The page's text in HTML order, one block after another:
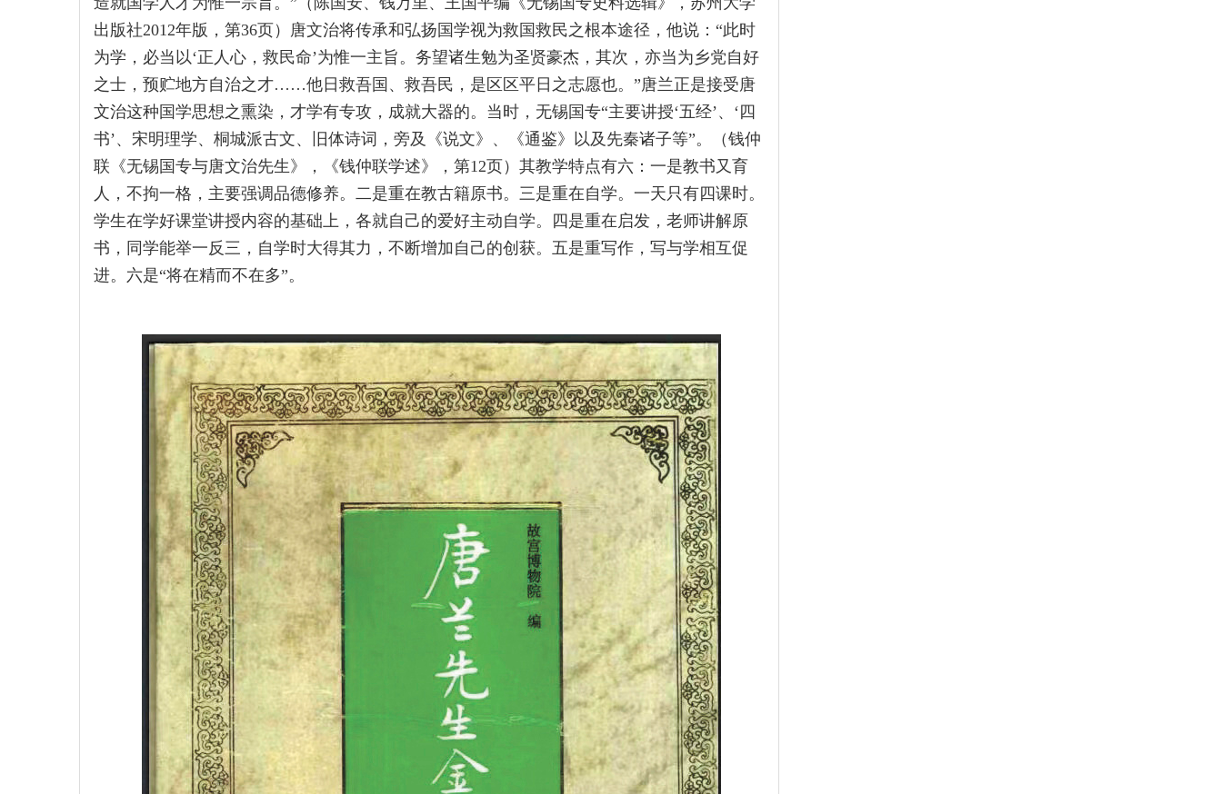
出版社2012年版，第36页）唐文治将传承和弘扬国学视为救国救民之根本途径，他说：“此时
为学，必当以‘正人心，救民命’为惟一主旨。务望诸生勉为圣贤豪杰，其次，亦当为乡党自好
之士，预贮地方自治之才……他日救吾国、救吾民，是区区平日之志愿也。”唐兰正是接受唐
文治这种国学思想之熏染，才学有专攻，成就大器的。当时，无锡国专“主要讲授‘五经’、‘四
书’、宋明理学、桐城派古文、旧体诗词，旁及《说文》、《通鉴》以及先秦诸子等”。（钱仲
联《无锡国专与唐文治先生》，《钱仲联学述》，第12页）其教学特点有六：一是教书又育
人，不拘一格，主要强调品德修养。二是重在教古籍原书。三是重在自学。一天只有四课时。
学生在学好课堂讲授内容的基础上，各就自己的爱好主动自学。四是重在启发，老师讲解原
书，同学能举一反三，自学时大得其力，不断增加自己的创获。五是重写作，写与学相互促
进。六是“将在精而不在多”。